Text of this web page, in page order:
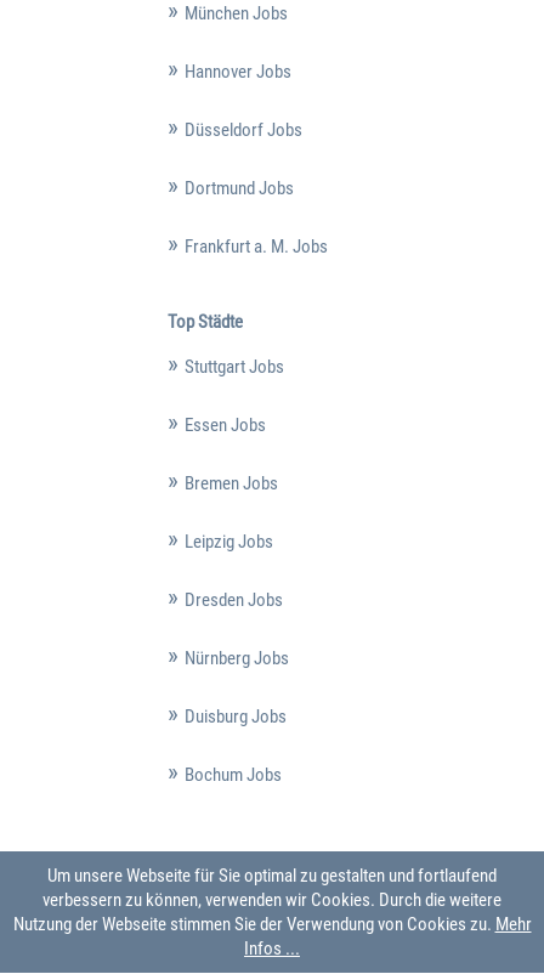
München Jobs
Hannover Jobs
Düsseldorf Jobs
Dortmund Jobs
Frankfurt a. M. Jobs
Top Städte
Stuttgart Jobs
Essen Jobs
Bremen Jobs
Leipzig Jobs
Dresden Jobs
Nürnberg Jobs
Duisburg Jobs
Bochum Jobs
Um unsere Webseite für Sie optimal zu gestalten und fortlaufend
verbessern zu können, verwenden wir Cookies. Durch die weitere
Nutzung der Webseite stimmen Sie der Verwendung von Cookies zu. Mehr
Infos ...